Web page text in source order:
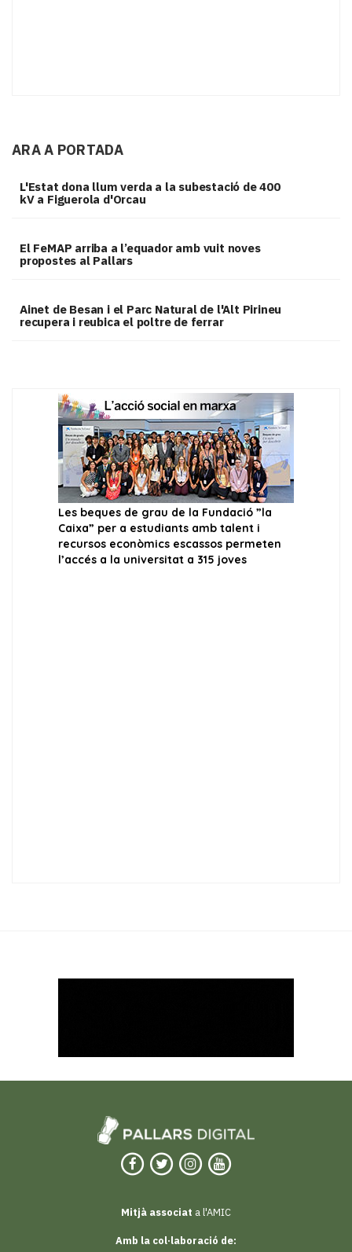
ARA A PORTADA
L'Estat dona llum verda a la subestació de 400
kV a Figuerola d'Orcau
El FeMAP arriba a l’equador amb vuit noves
propostes al Pallars
Ainet de Besan i el Parc Natural de l'Alt Pirineu
recupera i reubica el poltre de ferrar
Mitjà associat a l'AMIC
Amb la col·laboració de: